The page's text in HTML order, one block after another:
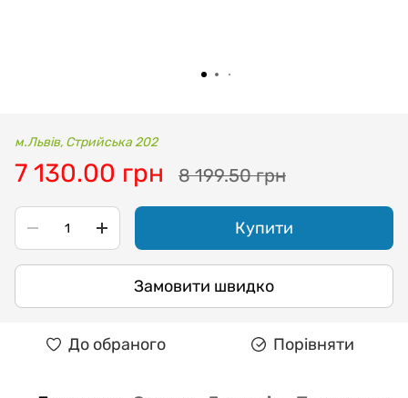
м.Львів, Стрийська 202
7 130.00 грн 8 199.50 грн
Купити
Замовити швидко
До обраного Порівняти